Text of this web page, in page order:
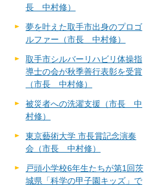
長 中村修）
夢を叶えた取手市出身のプロゴ
ルファー（市長 中村修）
取手市シルバーリハビリ体操指
導士の会が秋季善行表彰を受賞
（市長 中村修）
被災者への洗濯支援（市長 中
村修）
東京藝術大学 市長賞記念演奏
会（市長 中村修）
戸頭小学校6年生たちが第1回茨
城県「科学の甲子園キッズ」で